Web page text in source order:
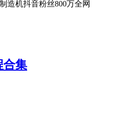
造机抖音粉丝800万全网
合集